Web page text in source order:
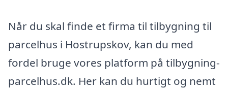
Når du skal finde et firma til tilbygning til
parcelhus i Hostrupskov, kan du med
fordel bruge vores platform på tilbygning-
parcelhus.dk. Her kan du hurtigt og nemt